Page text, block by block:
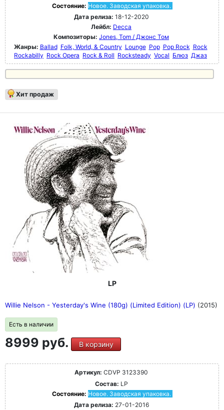
Состояние: Новое. Заводская упаковка.
Дата релиза: 18-12-2020
Лейбл: Decca
Композиторы: Jones, Tom / Джонс Том
Жанры: Ballad Folk, World, & Country Lounge Pop Pop Rock Rock
Rockabilly Rock Opera Rock & Roll Rocksteady Vocal Блюз Джаз
Хит продаж
LP
Willie Nelson - Yesterday's Wine (180g) (Limited Edition) (LP) (2015)
Есть в наличии
8999 руб. В корзину
Артикул: CDVP 3123390
Состав: LP
Состояние: Новое. Заводская упаковка.
Дата релиза: 27-01-2016